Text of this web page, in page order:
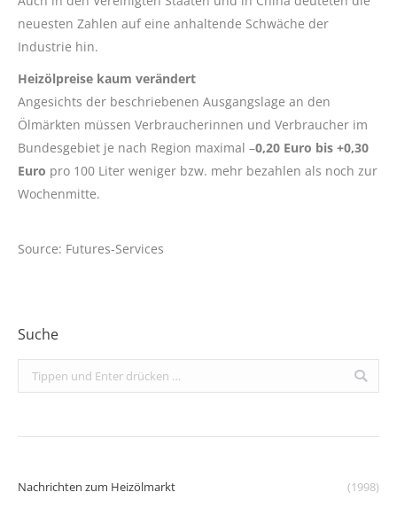
neuesten Zahlen auf eine anhaltende Schwäche der
Industrie hin.
Heizölpreise kaum verändert
Angesichts der beschriebenen Ausgangslage an den
Ölmärkten müssen Verbraucherinnen und Verbraucher im
Bundesgebiet je nach Region maximal –0,20 Euro bis +0,30
Euro pro 100 Liter weniger bzw. mehr bezahlen als noch zur
Wochenmitte.
Source: Futures-Services
Suche
Search:
Nachrichten zum Heizölmarkt
(1998)